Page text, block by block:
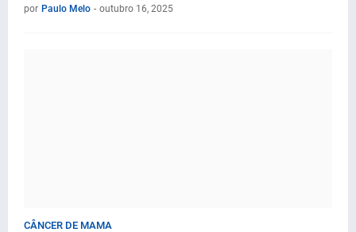
por Paulo Melo - outubro 16, 2025
CÂNCER DE MAMA